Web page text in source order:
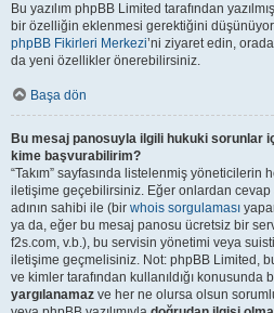
Bu yazılım phpBB Limited tarafından
bir özelliğin eklenmesi gerektiğini
phpBB Fikirleri Merkezi’ni ziyaret edin,
da yeni özellikler önerebilirsiniz.
Başa dön
Bu mesaj panosuyla ilgili hukuki sorunlar
kime başvurabilirim?
“Takım” sayfasında listelenmiş
iletişime geçebilirsiniz. Eğer onlardan cevap
adının sahibi ile (bir whois sorgulaması
ya da, eğer bu mesaj panosu ücretsiz bir
f2s.com, v.b.), bu servisin yönetimi veya
iletişime geçmelisiniz. Not: phpBB Limited,
ve kimler tarafından kullanıldığı konusunda
yargılanamaz ve her ne olursa olsun